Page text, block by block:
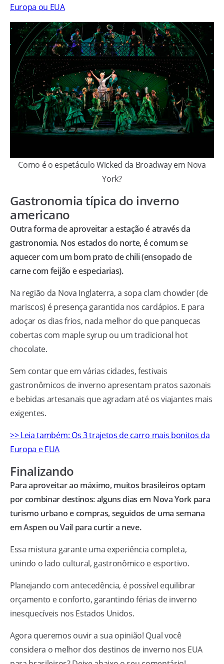
Europa ou EUA
Como é o espetáculo Wicked da Broadway em Nova
York?
Gastronomia típica do inverno
americano
Outra forma de aproveitar a estação é através da
gastronomia. Nos estados do norte, é comum se
aquecer com um bom prato de chili (ensopado de
carne com feijão e especiarias).
Na região da Nova Inglaterra, a sopa clam chowder (de
mariscos) é presença garantida nos cardápios. E para
adoçar os dias frios, nada melhor do que panquecas
cobertas com maple syrup ou um tradicional hot
chocolate.
Sem contar que em várias cidades, festivais
gastronômicos de inverno apresentam pratos sazonais
e bebidas artesanais que agradam até os viajantes mais
exigentes.
>> Leia também: Os 3 trajetos de carro mais bonitos da
Europa e EUA
Finalizando
Para aproveitar ao máximo, muitos brasileiros optam
por combinar destinos: alguns dias em Nova York para
turismo urbano e compras, seguidos de uma semana
em Aspen ou Vail para curtir a neve.
Essa mistura garante uma experiência completa,
unindo o lado cultural, gastronômico e esportivo.
Planejando com antecedência, é possível equilibrar
orçamento e conforto, garantindo férias de inverno
inesquecíveis nos Estados Unidos.
Agora queremos ouvir a sua opinião! Qual você
considera o melhor dos destinos de inverno nos EUA